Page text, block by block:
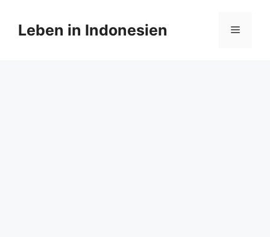
Inhalt
springen
Leben in Indonesien Menü